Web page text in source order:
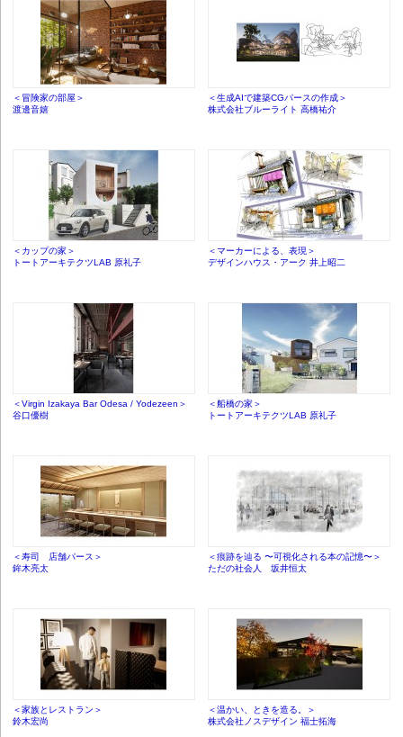
＜冒険家の部屋＞
渡邊音嬉
＜生成AIで建築CGパースの作成＞
株式会社ブルーライト 高橋祐介
＜カップの家＞
トートアーキテクツLAB 原礼子
＜マーカーによる、表現＞
デザインハウス・アーク 井上昭二
＜Virgin Izakaya Bar Odesa / Yodezeen＞
谷口優樹
＜船橋の家＞
トートアーキテクツLAB 原礼子
＜寿司 店舗パース＞
鉾木亮太
＜痕跡を辿る 〜可視化される本の記憶〜＞
ただの社会人 坂井恒太
＜家族とレストラン＞
鈴木宏尚
＜温かい、ときを造る。＞
株式会社ノスデザイン 福士拓海